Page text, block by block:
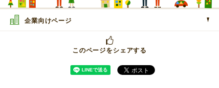
企業向けページ
このページをシェアする